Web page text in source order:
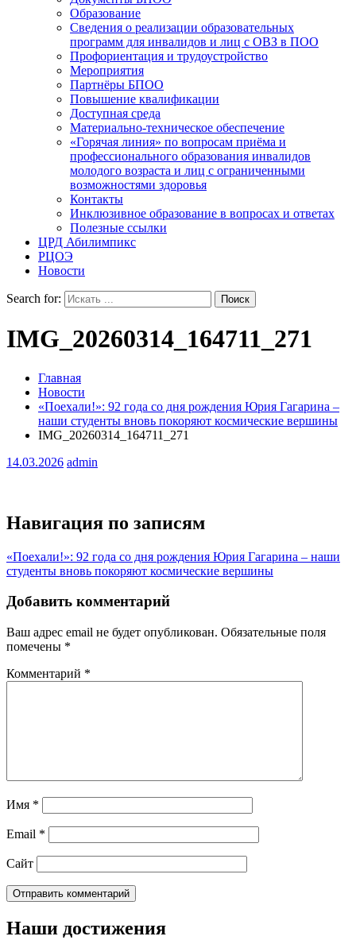
Образование
Сведения о реализации образовательных
программ для инвалидов и лиц с ОВЗ в ПОО
Профориентация и трудоустройство
Мероприятия
Партнёры БПОО
Повышение квалификации
Доступная среда
Материально-техническое обеспечение
«Горячая линия» по вопросам приёма и
профессионального образования инвалидов
молодого возраста и лиц с ограниченными
возможностями здоровья
Контакты
Инклюзивное образование в вопросах и ответах
Полезные ссылки
ЦРД Абилимпикс
РЦОЭ
Новости
Search for:
IMG_20260314_164711_271
Главная
Новости
«Поехали!»: 92 года со дня рождения Юрия Гагарина –
наши студенты вновь покоряют космические вершины
IMG_20260314_164711_271
14.03.2026 admin
Навигация по записям
«Поехали!»: 92 года со дня рождения Юрия Гагарина – наши
студенты вновь покоряют космические вершины
Добавить комментарий
Ваш адрес email не будет опубликован. Обязательные поля
помечены *
Комментарий *
Имя *
Email *
Сайт
Наши достижения